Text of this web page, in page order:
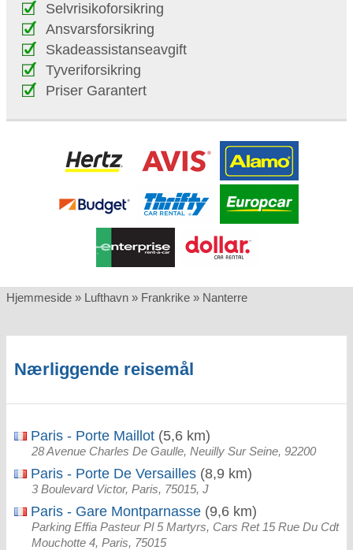
Selvrisikoforsikring
Ansvarsforsikring
Skadeassistanseavgift
Tyveriforsikring
Priser Garantert
Hjemmeside » Lufthavn » Frankrike » Nanterre
Nærliggende reisemål
Paris - Porte Maillot (5,6 km)
28 Avenue Charles De Gaulle, Neuilly Sur Seine, 92200
Paris - Porte De Versailles (8,9 km)
3 Boulevard Victor, Paris, 75015, J
Paris - Gare Montparnasse (9,6 km)
Parking Effia Pasteur Pl 5 Martyrs, Cars Ret 15 Rue Du Cdt
Mouchotte 4, Paris, 75015